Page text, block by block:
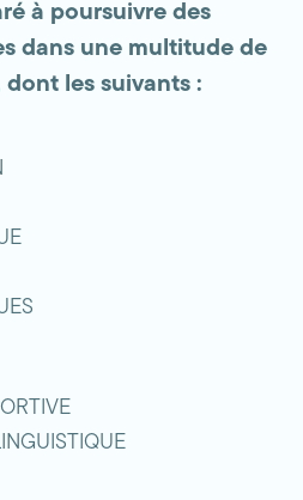
à poursuivre des
dans une multitude de
dont les suivants :